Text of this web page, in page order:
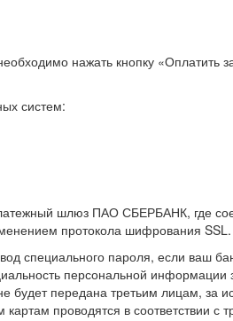
нажать кнопку «Оплатить
систем:
шлюз ПАО СБЕРБАНК, где
протокола шифрования SSL.
специального пароля, если ваш
персональной
передана третьим лицам, за
проводятся в соответствии с